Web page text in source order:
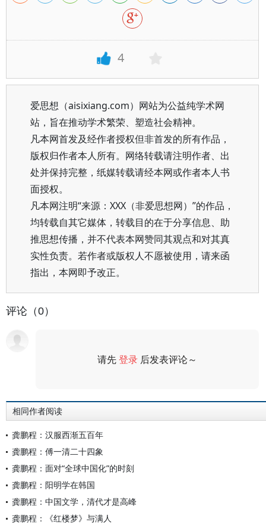
4
爱思想（aisixiang.com）网站为公益纯学术网
站，旨在推动学术繁荣、塑造社会精神。
凡本网首发及经作者授权但非首发的所有作品，
版权归作者本人所有。网络转载请注明作者、出
处并保持完整，纸媒转载请经本网或作者本人书
面授权。
凡本网注明“来源：XXX（非爱思想网）”的作品，
均转载自其它媒体，转载目的在于分享信息、助
推思想传播，并不代表本网赞同其观点和对其真
实性负责。若作者或版权人不愿被使用，请来函
指出，本网即予改正。
评论（0）
请先登录 后发表评论～
相同作者阅读
龚鹏程：汉服西渐五百年
龚鹏程：傅一清二十四象
龚鹏程：面对“全球中国化”的时刻
龚鹏程：阳明学在韩国
龚鹏程：中国文学，清代才是高峰
龚鹏程：《红楼梦》与满人